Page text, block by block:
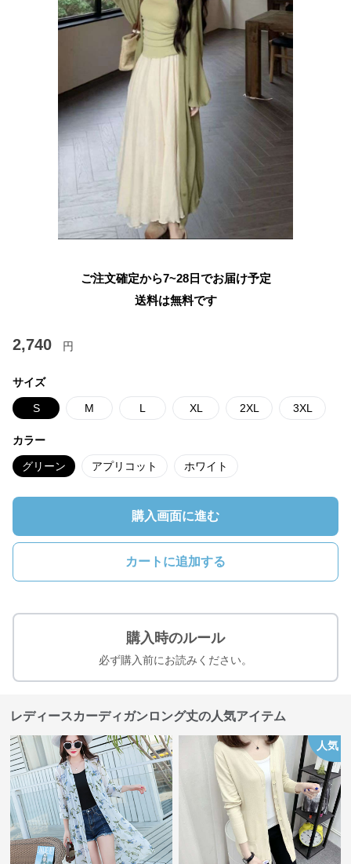
ご注文確定から7~28日でお届け予定
送料は無料です
2,740 円
サイズ
S M L XL 2XL 3XL
カラー
グリーン アプリコット ホワイト
購入画面に進む
カートに追加する
購入時のルール
必ず購入前にお読みください。
レディースカーディガンロング丈の人気アイテム
人気